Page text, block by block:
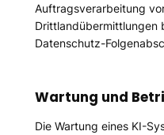
Auftragsverarbeitung
Drittlandübermittlungen
Datenschutz-
Wartung und
Die Wartung eines KI-